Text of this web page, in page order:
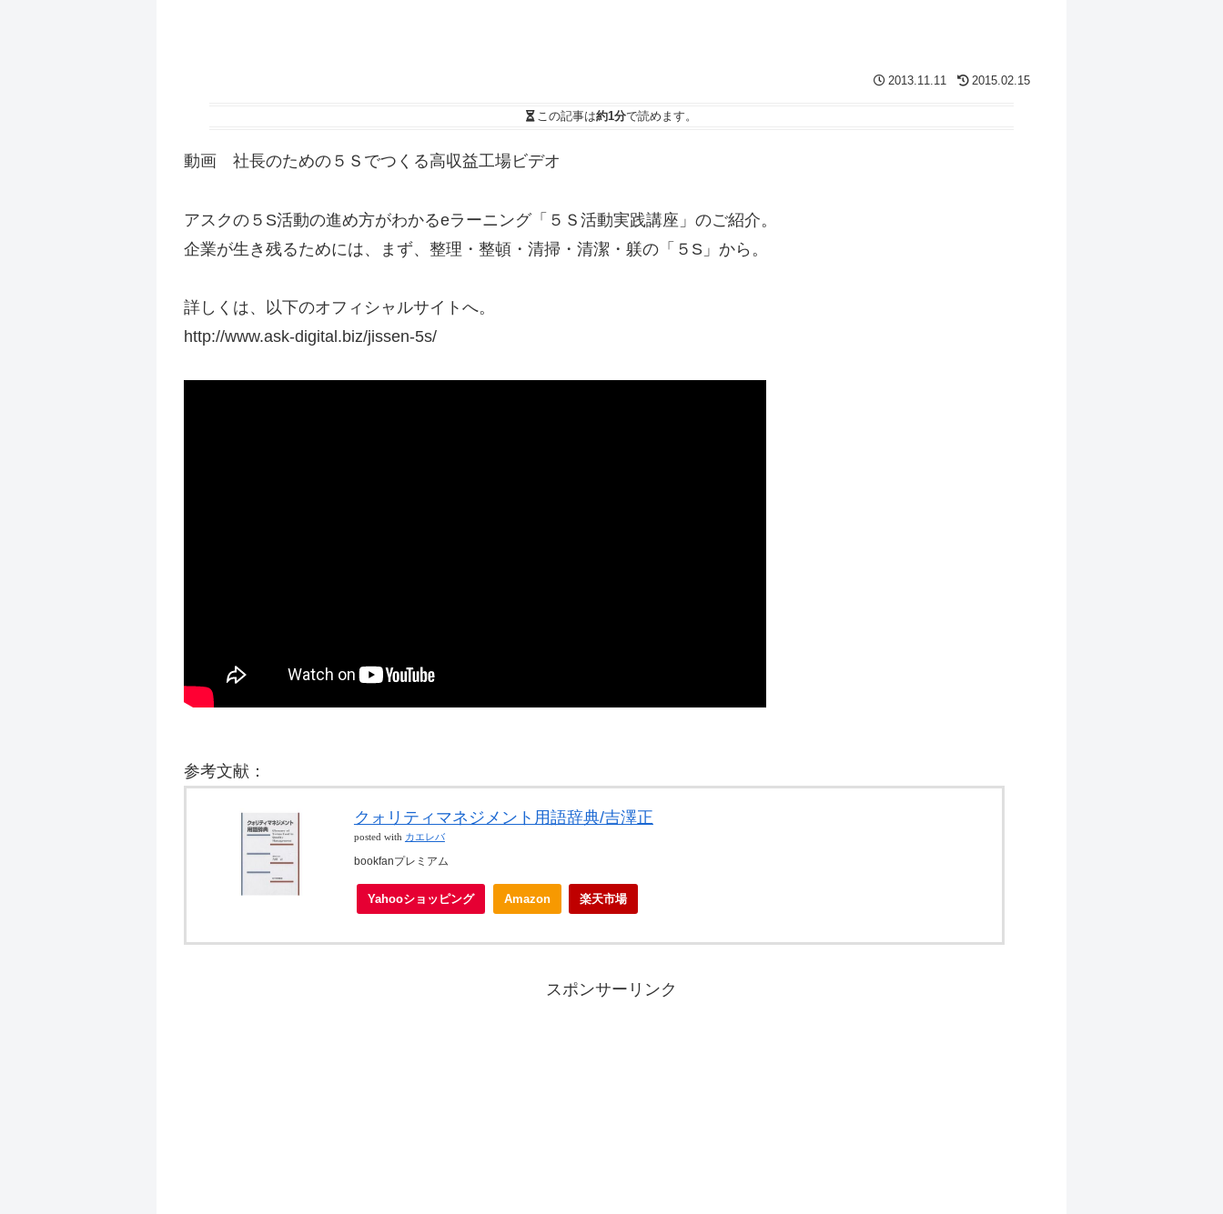
2013.11.11 2015.02.15
この記事は約1分で読めます。
動画 社長のための５Ｓでつくる高収益工場ビデオ
アスクの５S活動の進め方がわかるeラーニング「５Ｓ活動実践講座」のご紹介。
企業が生き残るためには、まず、整理・整頓・清掃・清潔・躾の「５S」から。
詳しくは、以下のオフィシャルサイトへ。
http://www.ask-digital.biz/jissen-5s/
参考文献：
クォリティマネジメント用語辞典/吉澤正
posted with カエレバ
bookfanプレミアム
Yahooショッピング Amazon 楽天市場
スポンサーリンク